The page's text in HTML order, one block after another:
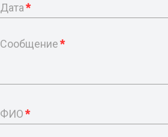
Дата*
Сообщение*
ФИО*